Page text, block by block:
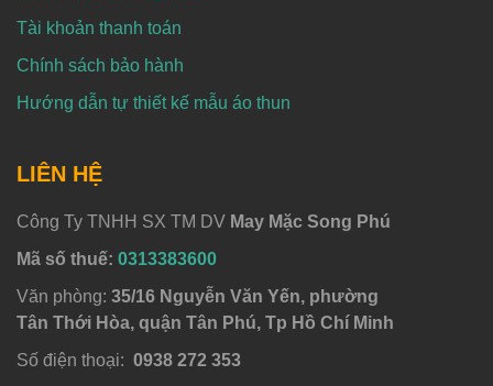
Tài khoản thanh toán
Chính sách bảo hành
Hướng dẫn tự thiết kế mẫu áo thun
LIÊN HỆ
Công Ty TNHH SX TM DV May Mặc Song Phú
Mã số thuế: 0313383600
Văn phòng: 35/16 Nguyễn Văn Yến, phường
Tân Thới Hòa, quận Tân Phú, Tp Hồ Chí Minh
Số điện thoại: 0938 272 353